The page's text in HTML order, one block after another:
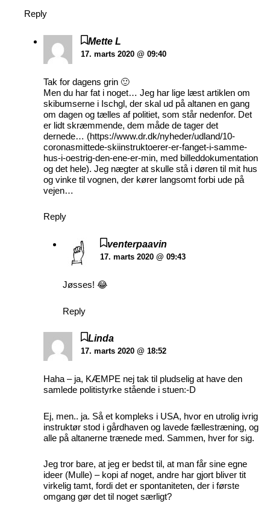
Reply
Mette L
17. marts 2020 @ 09:40
Tak for dagens grin 🙂
Men du har fat i noget… Jeg har lige læst artiklen om
skibumserne i Ischgl, der skal ud på altanen en gang
om dagen og tælles af politiet, som står nedenfor. Det
er lidt skræmmende, dem måde de tager det
dernede… (https://www.dr.dk/nyheder/udland/10-
coronasmittede-skiinstruktoerer-er-fanget-i-samme-
hus-i-oestrig-den-ene-er-min, med billeddokumentation
og det hele). Jeg nægter at skulle stå i døren til mit hus
og vinke til vognen, der kører langsomt forbi ude på
vejen…
Reply
venterpaavin
17. marts 2020 @ 09:43
Jøsses! 😂
Reply
Linda
17. marts 2020 @ 18:52
Haha – ja, KÆMPE nej tak til pludselig at have den
samlede politistyrke stående i stuen:-D
Ej, men.. ja. Så et kompleks i USA, hvor en utrolig ivrig
instruktør stod i gårdhaven og lavede fællestræning, og
alle på altanerne trænede med. Sammen, hver for sig.
Jeg tror bare, at jeg er bedst til, at man får sine egne
ideer (Mulle) – kopi af noget, andre har gjort bliver tit
virkelig tamt, fordi det er spontaniteten, der i første
omgang gør det til noget særligt?